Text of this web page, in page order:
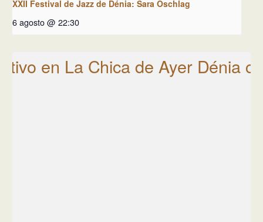
XXII Festival de Jazz de Dénia: Sara Oschlag
6 agosto @ 22:30